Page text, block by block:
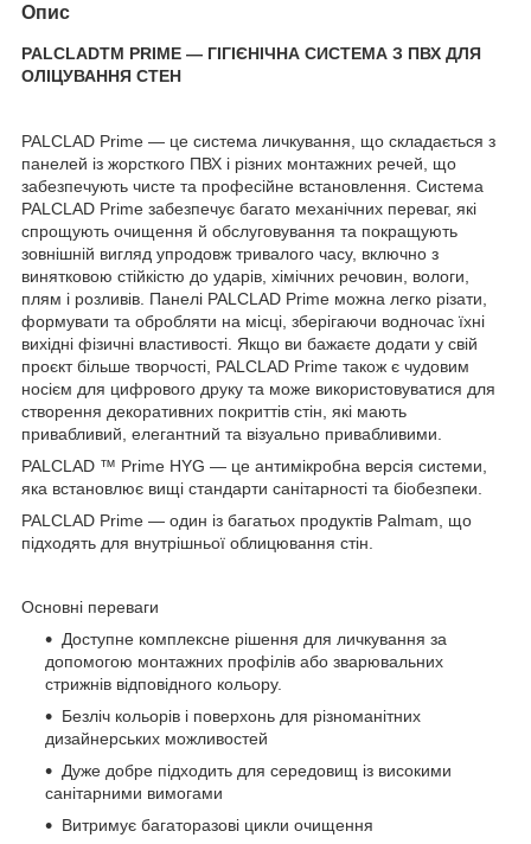
Опис
PALCLADTM PRIME ― ГІГІЄНІЧНА СИСТЕМА З ПВХ ДЛЯ
ОЛІЦУВАННЯ СТЕН
PALCLAD Prime — це система личкування, що складається з
панелей із жорсткого ПВХ і різних монтажних речей, що
забезпечують чисте та професійне встановлення. Система
PALCLAD Prime забезпечує багато механічних переваг, які
спрощують очищення й обслуговування та покращують
зовнішній вигляд упродовж тривалого часу, включно з
винятковою стійкістю до ударів, хімічних речовин, вологи,
плям і розливів. Панелі PALCLAD Prime можна легко різати,
формувати та обробляти на місці, зберігаючи водночас їхні
вихідні фізичні властивості. Якщо ви бажаєте додати у свій
проєкт більше творчості, PALCLAD Prime також є чудовим
носієм для цифрового друку та може використовуватися для
створення декоративних покриттів стін, які мають
привабливий, елегантний та візуально привабливими.
PALCLAD ™ Prime HYG — це антимікробна версія системи,
яка встановлює вищі стандарти санітарності та біобезпеки.
PALCLAD Prime — один із багатьох продуктів Palmam, що
підходять для внутрішньої облицювання стін.
Основні переваги
Доступне комплексне рішення для личкування за
допомогою монтажних профілів або зварювальних
стрижнів відповідного кольору.
Безліч кольорів і поверхонь для різноманітних
дизайнерських можливостей
Дуже добре підходить для середовищ із високими
санітарними вимогами
Витримує багаторазові цикли очищення